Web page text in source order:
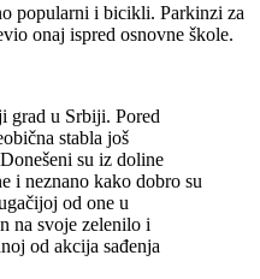
popularni i bicikli. Parkinzi za
onaj ispred osnovne škole.
grad u Srbiji. Pored
stabla još
su iz doline
i neznano kako dobro su
od one u
na svoje zelenilo i
od akcija sađenja